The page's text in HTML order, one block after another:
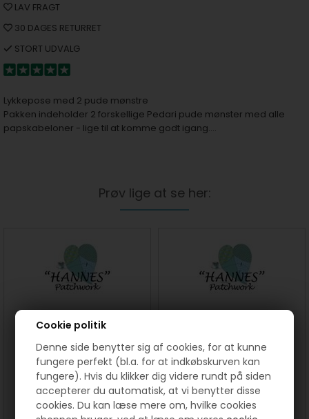
Cookie politik
Denne side benytter sig af cookies, for at kunne
fungere perfekt (bl.a. for at indkøbskurven kan
fungere). Hvis du klikker dig videre rundt på siden
accepterer du automatisk, at vi benytter disse
cookies. Du kan læse mere om, hvilke cookies
LAV FRAGT
30 DAGES RETURRET
STORT UDVALG
Lykkepose med 2 pude mønstre
Pakken indeholder 2 forskellige Pedari pude mønster med alle
papskabeloner - lige til at komme godt igang....
Prøv lige at se her:
Lykkepose med Fat Quarter
200,00 145,00 DKK
Lykkepose med mønster til 2
løber
150,00 110,00